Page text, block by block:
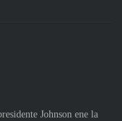
Johnson ene la